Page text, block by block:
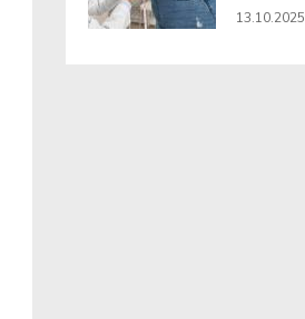
13.10.2025